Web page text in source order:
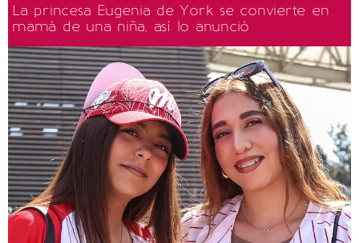
La princesa Eugenia de York se convierte en
mamá de una niña, así lo anunció